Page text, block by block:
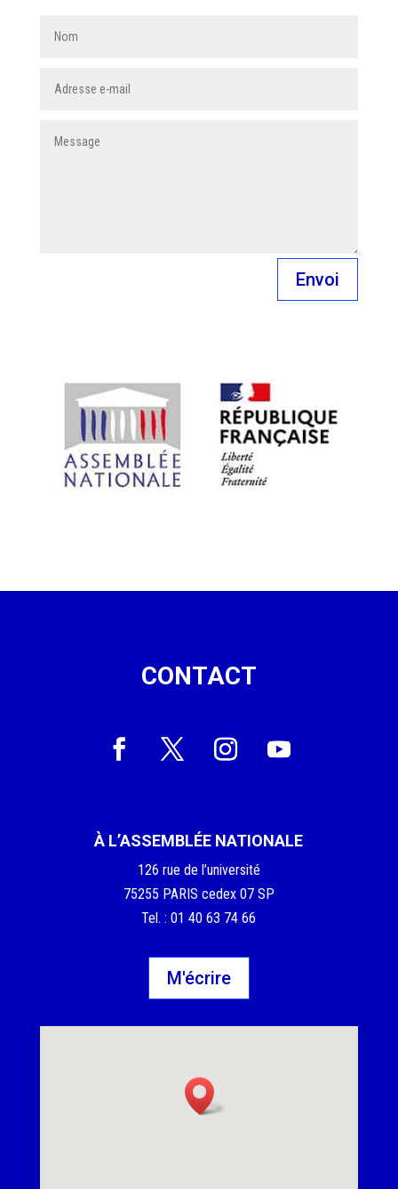
Envoi
CONTACT
À L’ASSEMBLÉE NATIONALE
126 rue de l’université
75255 PARIS cedex 07 SP
Tel. : 01 40 63 74 66
M'écrire